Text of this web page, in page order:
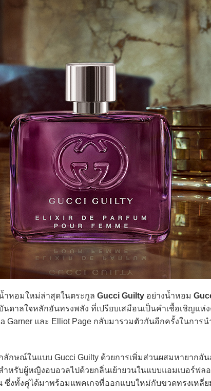
ำหอมใหม่ล่าสุดในตระกูล Gucci Guilty อย่างน้ำหอม
นดาลใจหลักอันทรงพลัง ที่เปรียบเสมือนเป็นคำเชื้อเชิญแห่
Garner และ Elliot Page กลับมารวมตัวกันอีกครั้งในการน
ษณ์ในแบบ Gucci Guilty ด้วยการเพิ่มส่วนผสมหายากอัน
หรับผู้หญิงอบอวลไปด้วยกลิ่นเย้ายวนในแบบแอมเบอร์ฟล
งทั้งคู่ได้มาพร้อมแพคเกจที่ออกแบบใหม่กับขวดทรงเหลี่ย